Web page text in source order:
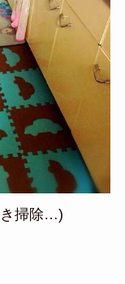
き掃除…)